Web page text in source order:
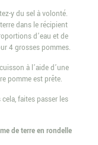
y du sel à volonté.
dans le récipient
d’eau et de
4 grosses pommes.
à l’aide d’une
pomme est prête.
faites passer les
de terre en rondelle